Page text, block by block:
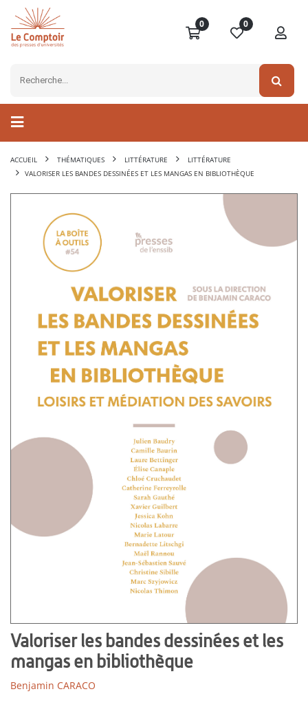
0 0
ACCUEIL THÉMATIQUES LITTÉRATURE
LITTÉRATURE
VALORISER LES BANDES DESSINÉES ET LES MANGAS EN BIBLIOTHÈQUE
Valoriser les bandes dessinées et les
mangas en bibliothèque
Benjamin CARACO